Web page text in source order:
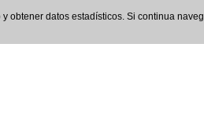
obtener datos estadísticos. Si continua